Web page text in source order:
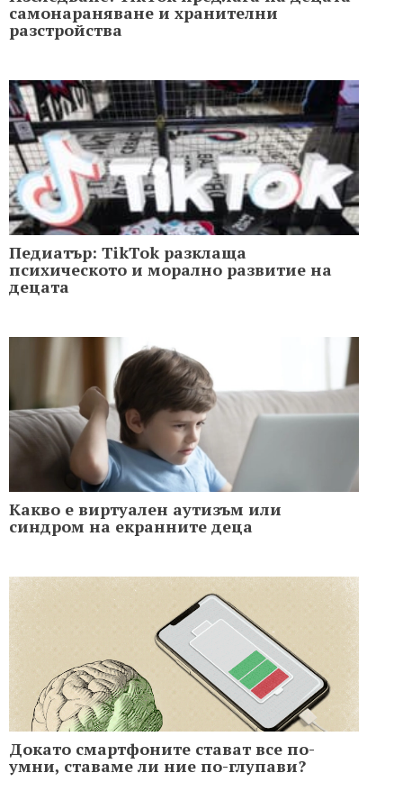
самонараняване и хранителни
разстройства
Педиатър: TikTok разклаща
психическото и морално развитие на
децата
Какво е виртуален аутизъм или
синдром на екранните деца
Докато смартфоните стават все по-
умни, ставаме ли ние по-глупави?